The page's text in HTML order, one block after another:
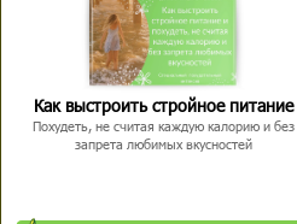
Как выстроить стройное питание
Похудеть, не считая каждую калорию и без
запрета любимых вкусностей